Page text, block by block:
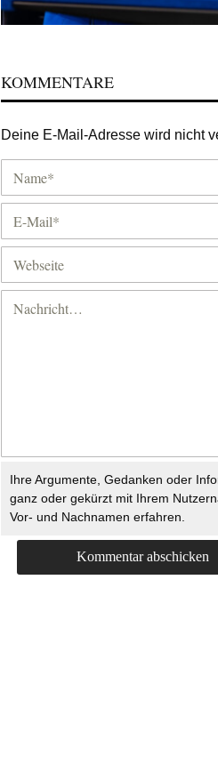
KOMMENTARE
Deine E-Mail-Adresse wird nicht
Ihre Argumente, Gedanken oder
ganz oder gekürzt mit Ihrem
Vor- und Nachnamen erfahren.